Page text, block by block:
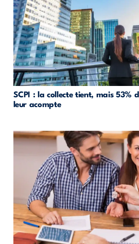
SCPI : la collecte tient, mais 53%
leur acompte